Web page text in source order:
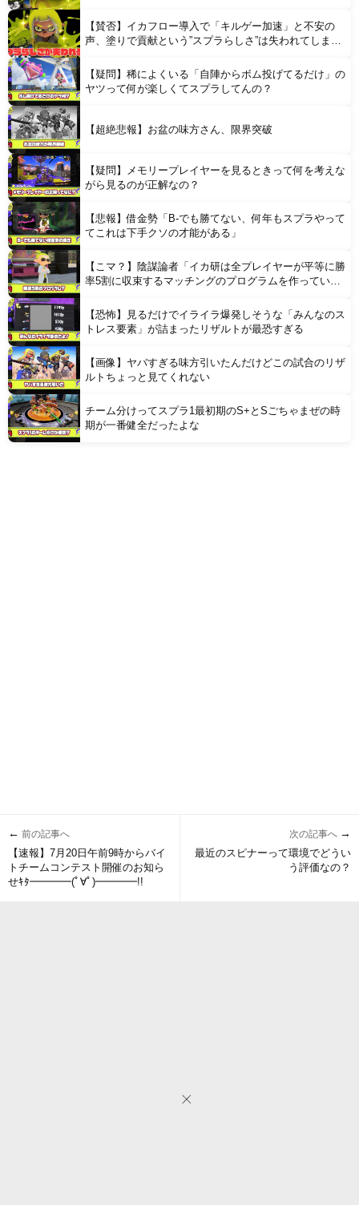
Powered by livedoor 相互RSS
【賛否】イカフロー導入で「キルゲー加速」と不安の
声、塗りで貢献という”スプラらしさ”は失われてしまう
【疑問】稀によくいる「自陣からボム投げてるだけ」の
ヤツって何が楽しくてスプラしてんの？
【超絶悲報】お盆の味方さん、限界突破
【疑問】メモリープレイヤーを見るときって何を考えな
がら見るのが正解なの？
【悲報】借金勢「B-でも勝てない、何年もスプラやって
てこれは下手クソの才能がある」
【こマ？】陰謀論者「イカ研は全プレイヤーが平等に勝
率5割に収束するマッチングのプログラムを作ってい
【恐怖】見るだけでイライラ爆発しそうな「みんなのス
トレス要素」が詰まったリザルトが最恐すぎる
【画像】ヤバすぎる味方引いたんだけどこの試合のリザ
ルトちょっと見てくれない
チーム分けってスプラ1最初期のS+とSごちゃまぜの時
期が一番健全だったよな
← 前の記事へ
【速報】7月20日午前9時からバイ
トチームコンテスト開催のお知ら
せｷﾀ━━━━(ﾟ∀ﾟ)━━━━!!
次の記事へ →
最近のスピナーって環境でどうい
う評価なの？